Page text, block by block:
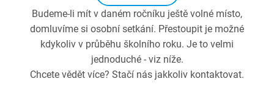
Budeme-li mít v daném ročníku ještě volné místo,
domluvíme si osobní setkání. Přestoupit je možné
kdykoliv v průběhu školního roku. Je to velmi
jednoduché - viz níže.
Chcete vědět více? Stačí nás jakkoliv kontaktovat.